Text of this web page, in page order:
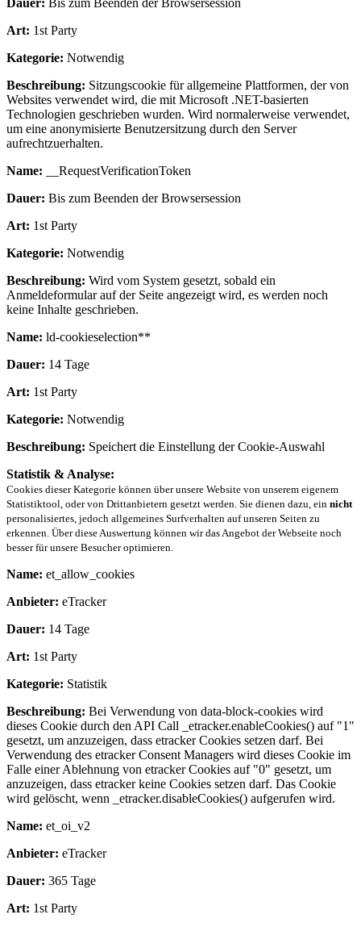
Art: 1st Party
Kategorie: Notwendig
Beschreibung: Sitzungscookie für allgemeine Plattformen, der von
Websites verwendet wird, die mit Microsoft .NET-basierten
Technologien geschrieben wurden. Wird normalerweise verwendet,
um eine anonymisierte Benutzersitzung durch den Server
aufrechtzuerhalten.
Name: __RequestVerificationToken
Dauer: Bis zum Beenden der Browsersession
Art: 1st Party
Kategorie: Notwendig
Beschreibung: Wird vom System gesetzt, sobald ein
Anmeldeformular auf der Seite angezeigt wird, es werden noch
keine Inhalte geschrieben.
Name: ld-cookieselection**
Dauer: 14 Tage
Art: 1st Party
Kategorie: Notwendig
Beschreibung: Speichert die Einstellung der Cookie-Auswahl
Statistik & Analyse:
Cookies dieser Kategorie können über unsere Website von unserem eigenem
Statistiktool, oder von Drittanbietern gesetzt werden. Sie dienen dazu, ein nicht
personalisiertes, jedoch allgemeines Surfverhalten auf unseren Seiten zu
erkennen. Über diese Auswertung können wir das Angebot der Webseite noch
besser für unsere Besucher optimieren.
Name: et_allow_cookies
Anbieter: eTracker
Dauer: 14 Tage
Art: 1st Party
Kategorie: Statistik
Beschreibung: Bei Verwendung von data-block-cookies wird
dieses Cookie durch den API Call _etracker.enableCookies() auf "1"
gesetzt, um anzuzeigen, dass etracker Cookies setzen darf. Bei
Verwendung des etracker Consent Managers wird dieses Cookie im
Falle einer Ablehnung von etracker Cookies auf "0" gesetzt, um
anzuzeigen, dass etracker keine Cookies setzen darf. Das Cookie
wird gelöscht, wenn _etracker.disableCookies() aufgerufen wird.
Name: et_oi_v2
Anbieter: eTracker
Dauer: 365 Tage
Art: 1st Party